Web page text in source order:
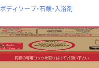
ボディソープ・石鹸・入浴剤